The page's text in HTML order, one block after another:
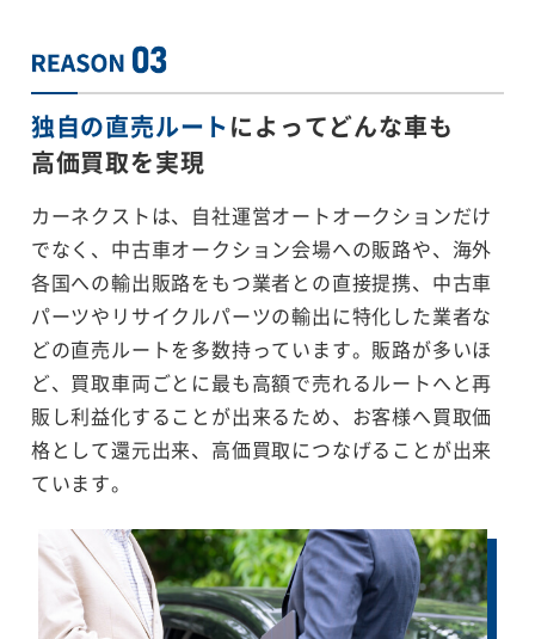
独自の直売ルートによってどんな車も
高価買取を実現
カーネクストは、自社運営オートオークションだけ
でなく、中古車オークション会場への販路や、海外
各国への輸出販路をもつ業者との直接提携、中古車
パーツやリサイクルパーツの輸出に特化した業者な
どの直売ルートを多数持っています。販路が多いほ
ど、買取車両ごとに最も高額で売れるルートへと再
販し利益化することが出来るため、お客様へ買取価
格として還元出来、高価買取につなげることが出来
ています。